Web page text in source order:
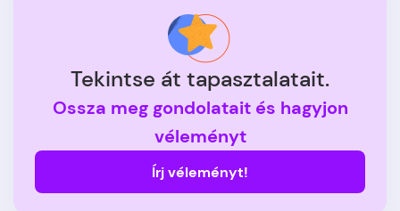
Tekintse át tapasztalatait.
Ossza meg gondolatait és hagyjon
véleményt
Írj véleményt!